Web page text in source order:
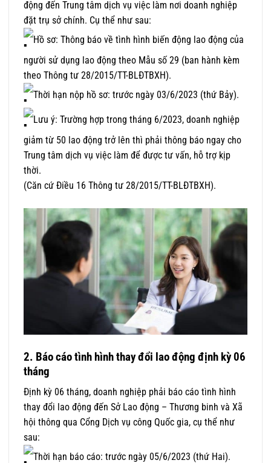
động đến Trung tâm dịch vụ việc làm nơi doanh nghiệp
đặt trụ sở chính. Cụ thể như sau:
Hồ sơ: Thông báo về tình hình biến động lao động của
người sử dụng lao động theo Mẫu số 29 (ban hành kèm
theo Thông tư 28/2015/TT-BLĐTBXH).
Thời hạn nộp hồ sơ: trước ngày 03/6/2023 (thứ Bảy).
Lưu ý: Trường hợp trong tháng 6/2023, doanh nghiệp
giảm từ 50 lao động trở lên thì phải thông báo ngay cho
Trung tâm dịch vụ việc làm để được tư vấn, hỗ trợ kịp
thời.
(Căn cứ Điều 16 Thông tư 28/2015/TT-BLĐTBXH).
2. Báo cáo tình hình thay đổi lao động định kỳ 06
tháng
Định kỳ 06 tháng, doanh nghiệp phải báo cáo tình hình
thay đổi lao động đến Sở Lao động – Thương binh và Xã
hội thông qua Cổng Dịch vụ công Quốc gia, cụ thể như
sau:
Thời hạn báo cáo: trước ngày 05/6/2023 (thứ Hai).